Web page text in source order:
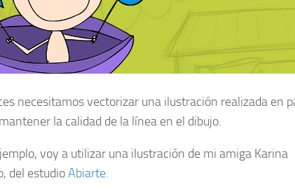
necesitamos vectorizar una ilustración realizada en
la calidad de la línea en el dibujo.
voy a utilizar una ilustración de mi amiga Karina
del estudioAbiarte.